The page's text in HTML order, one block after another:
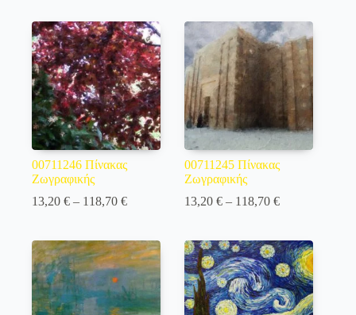
through
118,70 €
through
118,70 €
00711246 Πίνακας
Ζωγραφικής
13,20 € – 118,70 €Price
through
118,70 €
00711245 Πίνακας
Ζωγραφικής
13,20€ – 118,70€Price
through
118,70 €